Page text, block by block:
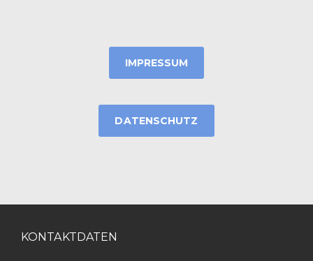
IMPRESSUM
DATENSCHUTZ
KONTAKTDATEN